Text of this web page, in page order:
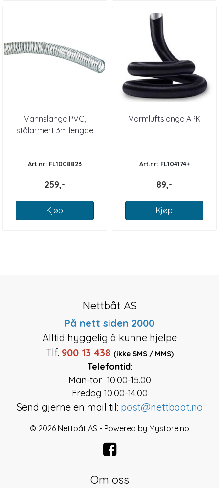
Vannslange PVC,
stålarmert 3m lengde
Art.nr: FL1008823
259,-
Kjøp
Varmluftslange APK
Art.nr: FL104174+
89,-
Kjøp
Nettbåt AS
På nett siden 2000
Alltid hyggelig å kunne hjelpe
Tlf. 900 13 438 (ikke SMS / MMS)
Telefontid:
Man-tor 10.00-15.00
Fredag 10.00-14.00
Send gjerne en mail til: post@nettbaat.no
© 2026 Nettbåt AS - Powered by Mystore.no
Om oss